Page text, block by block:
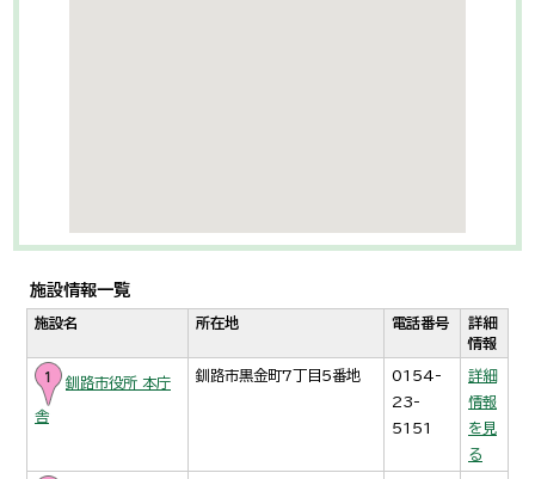
施設情報一覧
施設名 所在地 電話番号
詳細
情報
釧路市役所 本庁
舎
釧路市黒金町7丁目5番地
0154-
23-
5151
詳細
情報
を見
る